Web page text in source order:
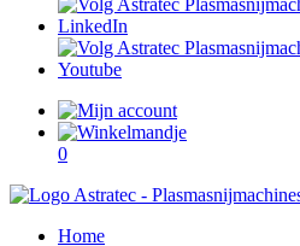
0
Home